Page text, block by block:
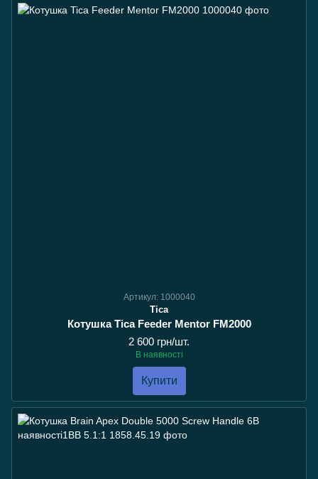
Артикул: 1000040
Tica
Котушка Tica Feeder Mentor FM2000
2 600 грн/шт.
В наявності
Купити